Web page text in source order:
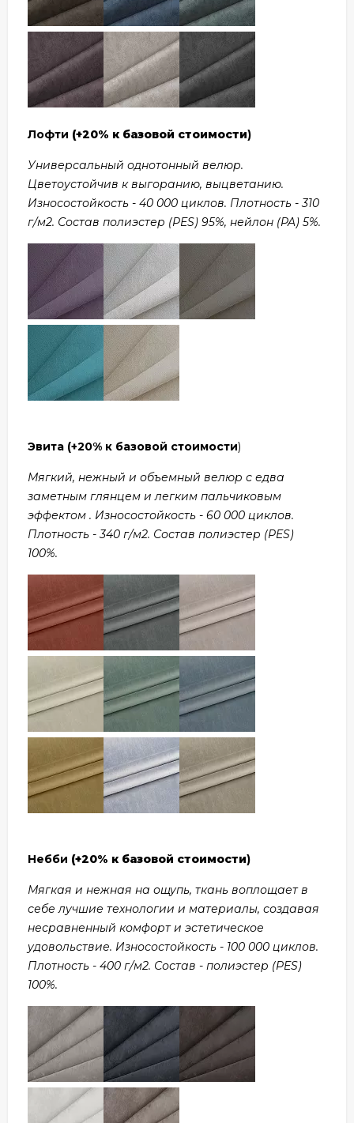
Лофти (+20% к базовой стоимости)
Универсальный однотонный велюр.
Цветоустойчив к выгоранию, выцветанию.
Износостойкость - 40 000 циклов. Плотность - 310
г/м2. Состав полиэстер (PES) 95%, нейлон (PA) 5%.
Эвита (+20% к базовой стоимости)
Мягкий, нежный и объемный велюр с едва
заметным глянцем и легким пальчиковым
эффектом . Износостойкость - 60 000 циклов.
Плотность - 340 г/м2. Состав полиэстер (PES)
100%.
Небби (+20% к базовой стоимости)
Мягкая и нежная на ощупь, ткань воплощает в
себе лучшие технологии и материалы, создавая
несравненный комфорт и эстетическое
удовольствие. Износостойкость - 100 000 циклов.
Плотность - 400 г/м2. Состав - полиэстер (PES)
100%.